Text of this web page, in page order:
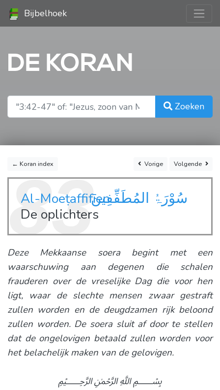
Bijbelhoek
DE KORAN
Zoeken
← Koran index Vorige Volgende
83
Al-Moeṭaffifīen
De oplichters
سُوْرَۃُ المُطَفِّفِين
Deze Mekkaanse soera begint met een
waarschuwing aan degenen die schalen
frauderen over de vreselijke Dag die voor hen
ligt, waar de slechte mensen zwaar gestraft
zullen worden en de deugdzamen rijk beloond
zullen worden. De soera sluit af door te stellen
dat de ongelovigen betaald zullen worden voor
het belachelijk maken van de gelovigen.
﷽